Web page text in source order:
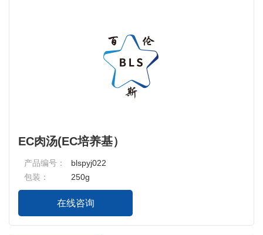
EC肉汤(EC培养基）
产品编号：
blspyj022
包装：
250g
在线咨询